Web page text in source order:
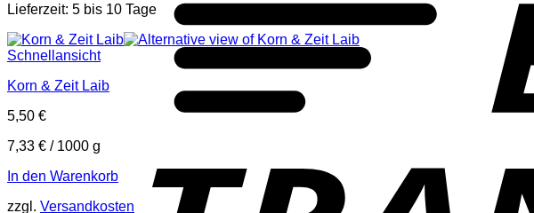
Lieferzeit: 5 bis 10 Tage
Schnellansicht
Korn & Zeit Laib
5,50 €
7,33 € / 1000 g
In den Warenkorb
zzgl. Versandkosten